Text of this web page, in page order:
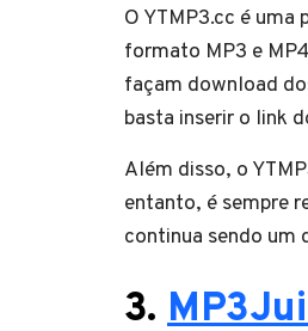
O YTMP3.cc é
formato MP3 e
façam download
basta inserir o link
Além disso, o
entanto, é sempre
continua sendo um
3.